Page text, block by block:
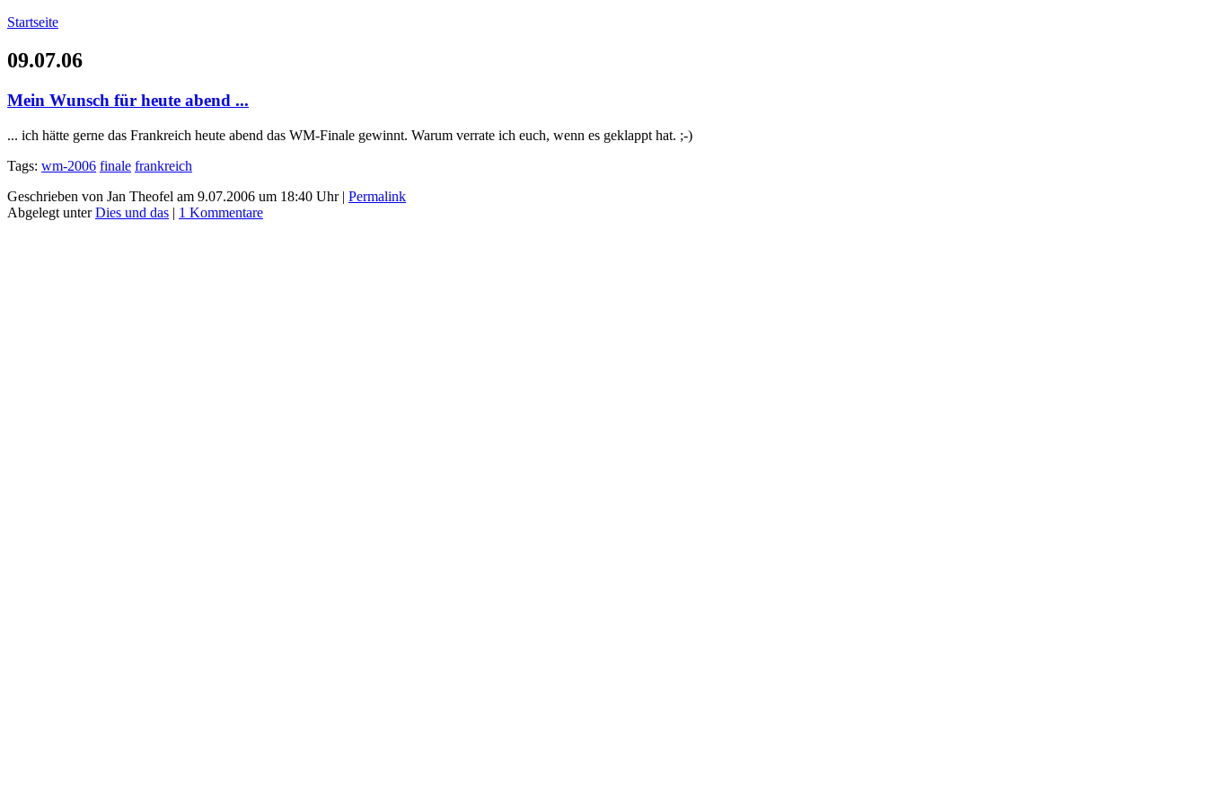
Startseite
09.07.06
Mein Wunsch für heute abend ...
... ich hätte gerne das Frankreich heute abend das WM-Finale gewinnt. Warum verrate ich euch, wenn es geklappt hat. ;-)
Tags: wm-2006 finale frankreich
Geschrieben von Jan Theofel am 9.07.2006 um 18:40 Uhr | Permalink
Abgelegt unterDies und das | 1 Kommentare